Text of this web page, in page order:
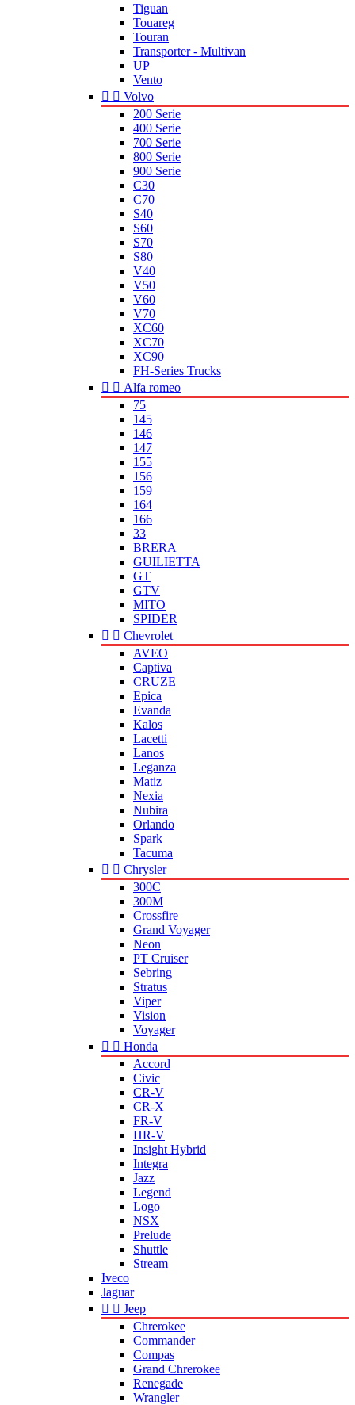
Tiguan
Touareg
Touran
Transporter - Multivan
UP
Vento
  Volvo
200 Serie
400 Serie
700 Serie
800 Serie
900 Serie
C30
C70
S40
S60
S70
S80
V40
V50
V60
V70
XC60
XC70
XC90
FH-Series Trucks
  Alfa romeo
75
145
146
147
155
156
159
164
166
33
BRERA
GUILIETTA
GT
GTV
MITO
SPIDER
  Chevrolet
AVEO
Captiva
CRUZE
Epica
Evanda
Kalos
Lacetti
Lanos
Leganza
Matiz
Nexia
Nubira
Orlando
Spark
Tacuma
  Chrysler
300C
300M
Crossfire
Grand Voyager
Neon
PT Cruiser
Sebring
Stratus
Viper
Vision
Voyager
  Honda
Accord
Civic
CR-V
CR-X
FR-V
HR-V
Insight Hybrid
Integra
Jazz
Legend
Logo
NSX
Prelude
Shuttle
Stream
Iveco
Jaguar
  Jeep
Chrerokee
Commander
Compas
Grand Chrerokee
Renegade
Wrangler